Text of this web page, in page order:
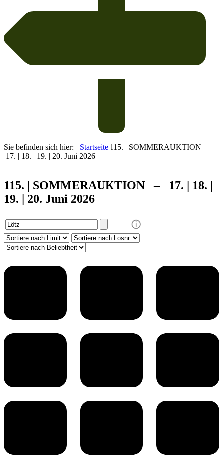
Sie befinden sich hier: Startseite 115. | SOMMERAUKTION –
17. | 18. | 19. | 20. Juni 2026
115. | SOMMERAUKTION – 17. | 18. |
19. | 20. Juni 2026